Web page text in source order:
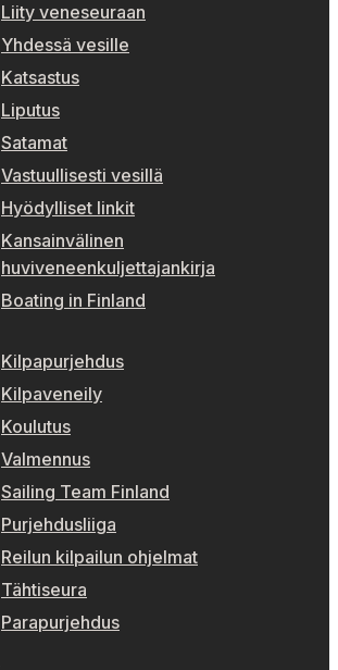
Liity veneseuraan
Yhdessä vesille
Katsastus
Liputus
Satamat
Vastuullisesti vesillä
Hyödylliset linkit
Kansainvälinen
huviveneenkuljettajankirja
Boating in Finland
Kilpapurjehdus
Kilpaveneily
Koulutus
Valmennus
Sailing Team Finland
Purjehdusliiga
Reilun kilpailun ohjelmat
Tähtiseura
Parapurjehdus